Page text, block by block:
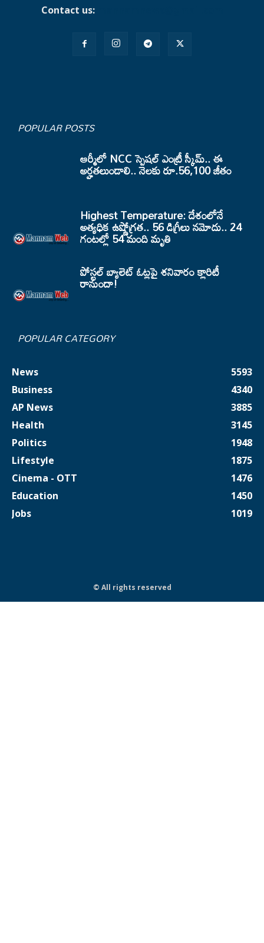
Contact us:
POPULAR POSTS
ఆర్మీలో NCC స్పెషల్ ఎంట్రీ స్కీమ్.. ఈ
అర్హతలుండాలి.. నెలకు రూ.56,100 జీతం
Highest Temperature: దేశంలోనే
అత్యధిక ఉష్ణోగ్రత.. 56 డిగ్రీలు నమోదు.. 24
గంటల్లో 54 మంది మృతి
పోస్టల్ బ్యాలెట్ ఓట్లపై శనివారం క్లారిటీ
రానుందా!
POPULAR CATEGORY
News
5593
Business
4340
AP News
3885
Health
3145
Politics
1948
Lifestyle
1875
Cinema - OTT
1476
Education
1450
Jobs
1019
© All rights reserved